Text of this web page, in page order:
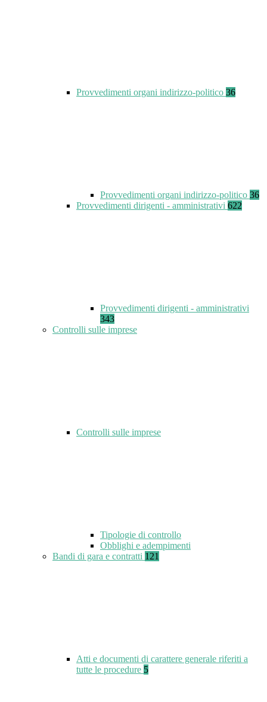
Provvedimenti organi indirizzo-politico 36
Provvedimenti organi indirizzo-politico 36
Provvedimenti dirigenti - amministrativi 622
Provvedimenti dirigenti - amministrativi
343
Controlli sulle imprese
Controlli sulle imprese
Tipologie di controllo
Obblighi e adempimenti
Bandi di gara e contratti 121
Atti e documenti di carattere generale riferiti a
tutte le procedure 5